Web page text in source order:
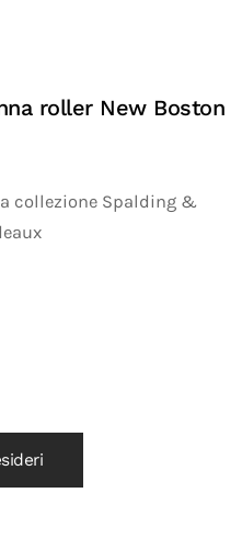
roller New Boston
collezione Spalding &